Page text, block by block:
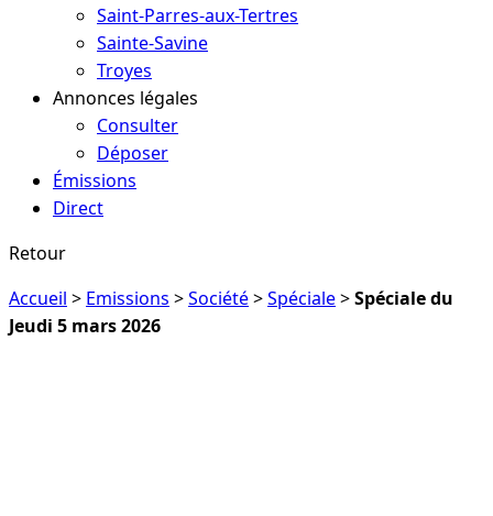
Saint-Parres-aux-Tertres
Sainte-Savine
Troyes
Annonces légales
Consulter
Déposer
Émissions
Direct
Retour
Accueil > Emissions >Société>Spéciale>Spéciale du
Jeudi 5 mars 2026